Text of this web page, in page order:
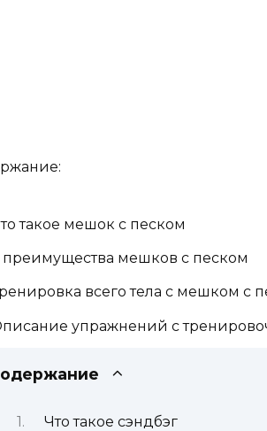
такое мешок с песком
преимущества мешков с песком
всего тела с мешком с
упражнений с
Что такое сэндбэг